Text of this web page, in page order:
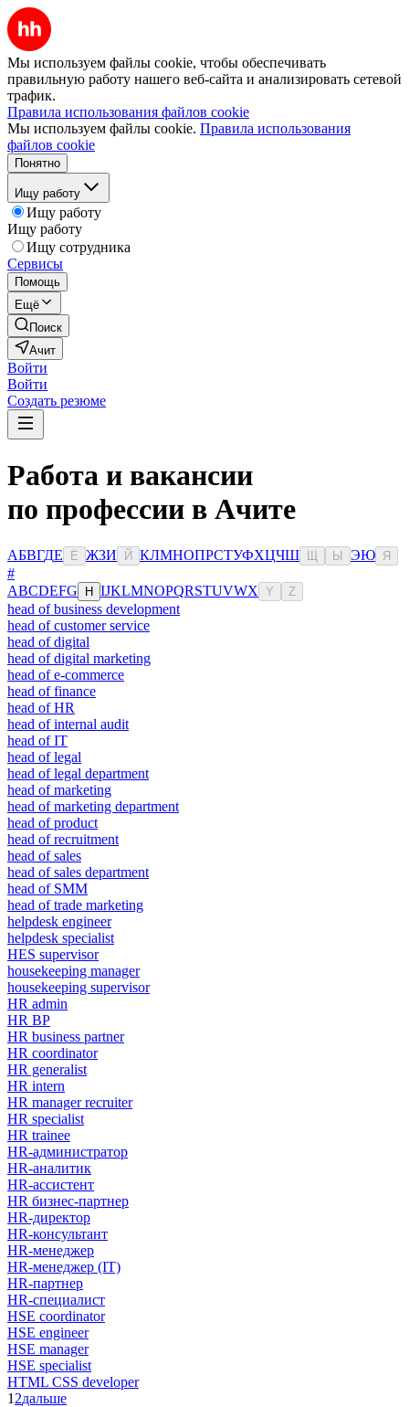
Мы используем файлы cookie, чтобы обеспечивать
правильную работу нашего веб-сайта и анализировать сетевой
трафик.
Правила использования файлов cookie
Мы используем файлы cookie. Правила использования
файлов cookie
Понятно
Ищу работу
Ищу работу
Ищу работу
Ищу сотрудника
Сервисы
Помощь
Ещё
Поиск
Ачит
Войти
Войти
Создать резюме
Работа и вакансии
по профессии в Ачите
АБВГДЕ Ё ЖЗИ Й КЛМНОПРСТУФХЦЧШ Ы ЭЮ Я
#
ABCDEFG H IJKLMNOPQRSTUVWX Y Z
head of business development
head of customer service
head of digital
head of digital marketing
head of e-commerce
head of finance
head of HR
head of internal audit
head of IT
head of legal
head of legal department
head of marketing
head of marketing department
head of product
head of recruitment
head of sales
head of sales department
head of SMM
head of trade marketing
helpdesk engineer
helpdesk specialist
HES supervisor
housekeeping manager
housekeeping supervisor
HR admin
HR BP
HR business partner
HR coordinator
HR generalist
HR intern
HR manager recruiter
HR specialist
HR trainee
HR-администратор
HR-аналитик
HR-ассистент
HR бизнес-партнер
HR-директор
HR-консультант
HR-менеджер
HR-менеджер (IT)
HR-партнер
HR-специалист
HSE coordinator
HSE engineer
HSE manager
HSE specialist
HTML CSS developer
1 2дальше